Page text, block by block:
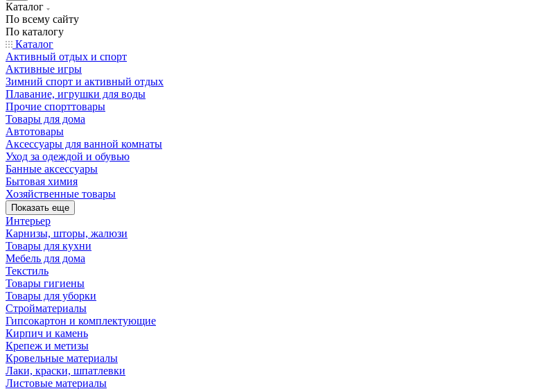
Каталог
По всему сайту
По каталогу
Каталог
Активный отдых и спорт
Активные игры
Зимний спорт и активный отдых
Плавание, игрушки для воды
Прочие спорттовары
Товары для дома
Автотовары
Аксессуары для ванной комнаты
Уход за одеждой и обувью
Банные аксессуары
Бытовая химия
Хозяйственные товары
Показать еще
Интерьер
Карнизы, шторы, жалюзи
Товары для кухни
Мебель для дома
Текстиль
Товары гигиены
Товары для уборки
Стройматериалы
Гипсокартон и комплектующие
Кирпич и камень
Крепеж и метизы
Кровельные материалы
Лаки, краски, шпатлевки
Листовые материалы